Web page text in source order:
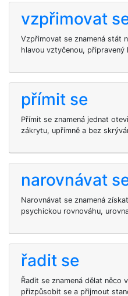
vzpřimovat
Vzpřimovat se znamená stát
hlavou vztyčenou, připravený
přímit se
Přímit se znamená jednat
zákrytu, upřímně a bez
narovnávat
Narovnávat se znamená
psychickou rovnováhu,
řadit se
Řadit se znamená dělat něco
přizpůsobit se a přijmout